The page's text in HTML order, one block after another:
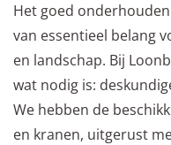
Het goed
van essentieel belang
en landschap. Bij
wat nodig is:
We hebben de
en kranen, uitgerust